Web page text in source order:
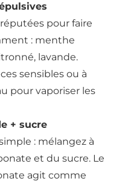
pour faire
: menthe
lavande.
sensibles ou à
pour vaporiser les
+ sucre
: mélangez à
et du sucre. Le
agit comme